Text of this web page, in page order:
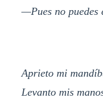
—Pues no puedes
Aprieto mi
Levanto mis